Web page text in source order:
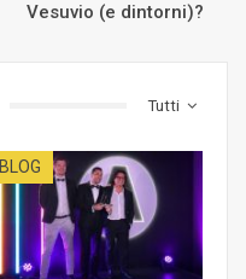
Vesuvio (e dintorni)?
Tutti
BLOG